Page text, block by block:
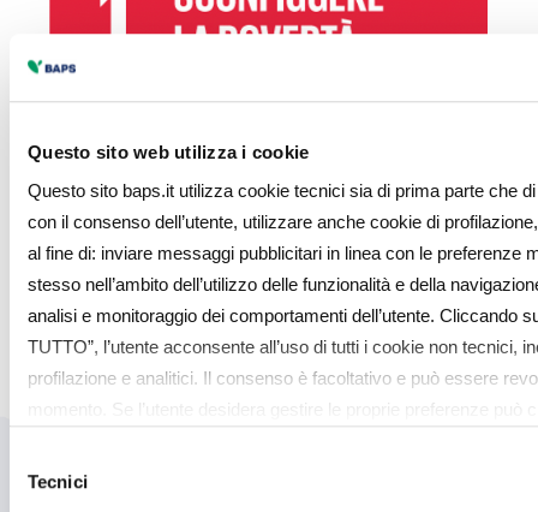
Questo sito web utilizza i cookie
Questo sito baps.it utilizza cookie tecnici sia di prima parte che
con il consenso dell’utente, utilizzare anche cookie di
al fine di: inviare messaggi pubblicitari in linea con le preferenze
stesso nell’ambito dell’utilizzo delle funzionalità e della
analisi e monitoraggio dei comportamenti dell’utente. Cliccando
TUTTO”, l’utente acconsente all’uso di tutti i cookie non tecnici,
profilazione e analitici. Il consenso è facoltativo e può essere
momento. Se l’utente desidera gestire le proprie preferenze può
alto a sinistra nel sito) o cliccando su questo link
delTecnici